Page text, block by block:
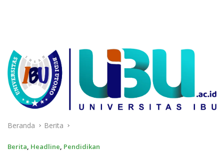
Beranda Berita
Berita, Headline, Pendidikan